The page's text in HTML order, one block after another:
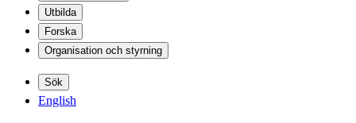
Utbilda
Forska
Organisation och styrning
Sök
English